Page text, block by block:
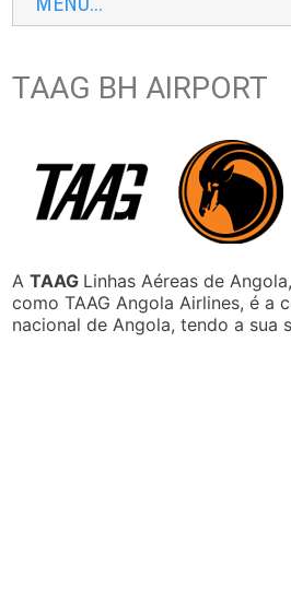
TAAG BH AIRPORT
ATAAG Linhas Aéreas de
como TAAG Angola Airlines, é a
nacional de Angola, tendo a sua